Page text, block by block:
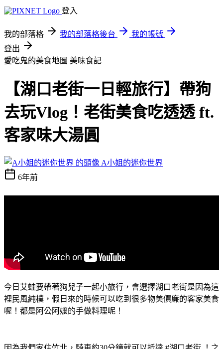
登入
我的部落格 我的部落格後台
我的帳號
登出
愛吃鬼的美食地圖 美味食記
【湖口老街一日輕旅行】帶狗
去玩Vlog！老街美食吃透透 ft.
客家味大湯圓
A小姐的迷你世界
6年前
今日艾蛙要帶著狗兒子一起小旅行，會選擇湖口老街是因為這
裡民風純樸，假日來的時候可以吃到很多物美價廉的客家美食
喔！都是阿公阿嬤的手做料理呢！